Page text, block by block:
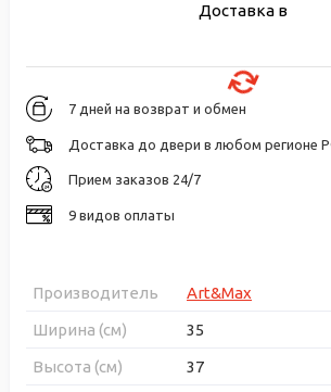
Доставка в
7 дней на возврат и обмен
Доставка до двери в любом регионе
Прием заказов 24/7
9 видов оплаты
Производитель
Art&Max
Ширина (см)
35
Высота (см)
37